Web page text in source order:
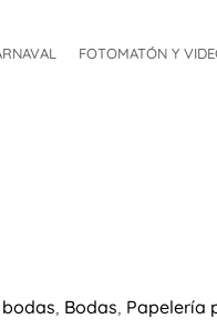
FOTOMATÓN Y
, Bodas, Papelería